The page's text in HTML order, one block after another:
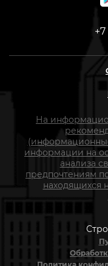
На
информации на
анализа
предпочтениям
находящихся